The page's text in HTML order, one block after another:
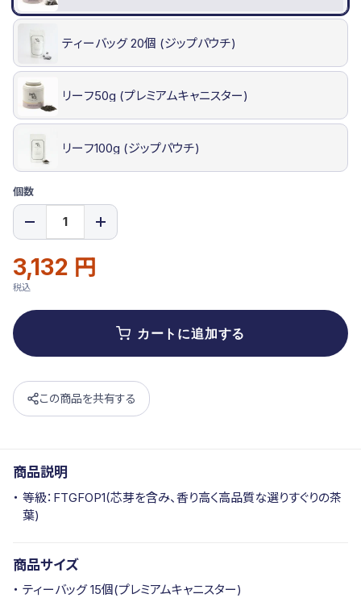
ティーバッグ 20個 (ジップパウチ)
リーフ50g (プレミアムキャニスター)
リーフ100g (ジップパウチ)
ョ
個数
通
常
価
3,132 円
税込
カートに追加する
この商品を共有する
商品説明
等級：FTGFOP1(芯芽を含み、香り高く高品質な選りすぐりの茶
葉)
商品サイズ
ティーバッグ 15個(プレミアムキャニスター)